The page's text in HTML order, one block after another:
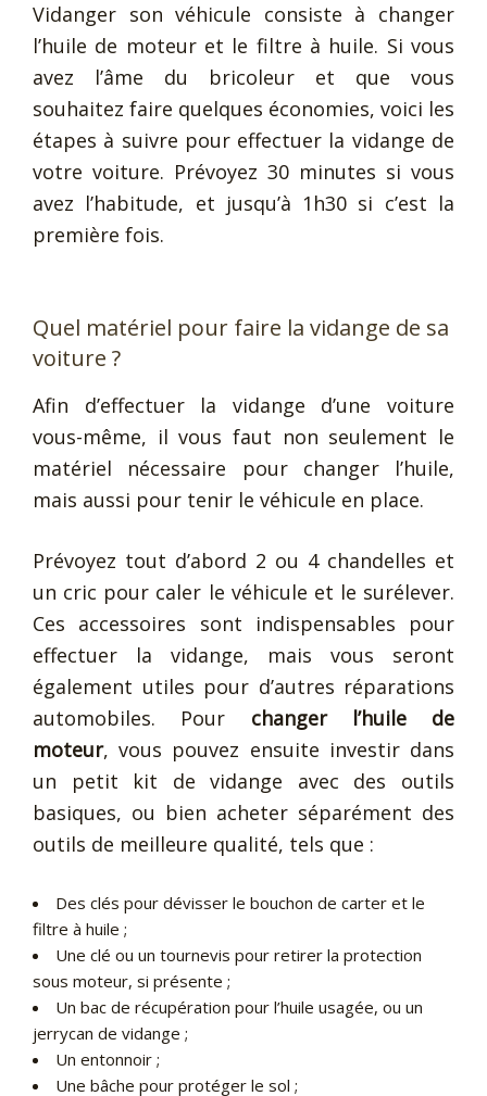
Vidanger son véhicule consiste à changer
l’huile de moteur et le filtre à huile. Si vous
avez l’âme du bricoleur et que vous
souhaitez faire quelques économies, voici les
étapes à suivre pour effectuer la vidange de
votre voiture. Prévoyez 30 minutes si vous
avez l’habitude, et jusqu’à 1h30 si c’est la
première fois.
Quel matériel pour faire la vidange de sa
voiture ?
Afin d’effectuer la vidange d’une voiture
vous-même, il vous faut non seulement le
matériel nécessaire pour changer l’huile,
mais aussi pour tenir le véhicule en place.
Prévoyez tout d’abord 2 ou 4 chandelles et
un cric pour caler le véhicule et le surélever.
Ces accessoires sont indispensables pour
effectuer la vidange, mais vous seront
également utiles pour d’autres réparations
automobiles. Pour changer l’huile de
moteur, vous pouvez ensuite investir dans
un petit kit de vidange avec des outils
basiques, ou bien acheter séparément des
outils de meilleure qualité, tels que :
Des clés pour dévisser le bouchon de carter et le
filtre à huile ;
Une clé ou un tournevis pour retirer la protection
sous moteur, si présente ;
Un bac de récupération pour l’huile usagée, ou un
jerrycan de vidange ;
Un entonnoir ;
Une bâche pour protéger le sol ;